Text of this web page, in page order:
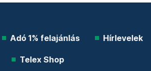
Adó 1% felajánlás Hírlevelek
Telex Shop